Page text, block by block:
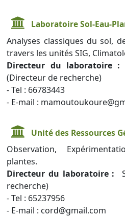
Laboratoire Sol-Eau-
Analyses classiques du sol,
travers les unités SIG,
Directeur du laboratoire :
(Directeur de recherche)
- Tel : 66783443
- E-mail :
Unité des Ressources
Observation,
plantes.
Directeur du laboratoire :
recherche)
- Tel : 65237956
- E-mail : cord@gmail.com